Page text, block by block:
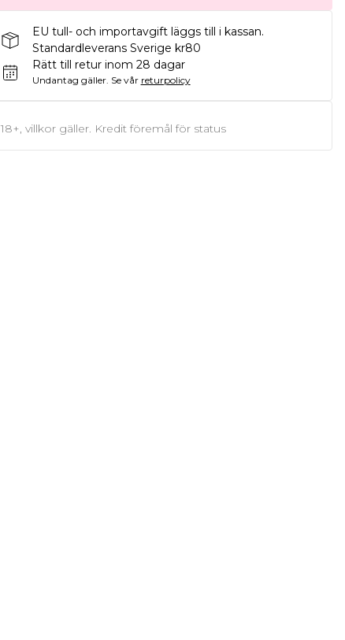
EU tull- och importavgift läggs till i kassan.
Standardleverans Sverige kr80
Rätt till retur inom 28 dagar
Undantag gäller. Se vår returpolicy
18+, villkor gäller. Kredit föremål för status